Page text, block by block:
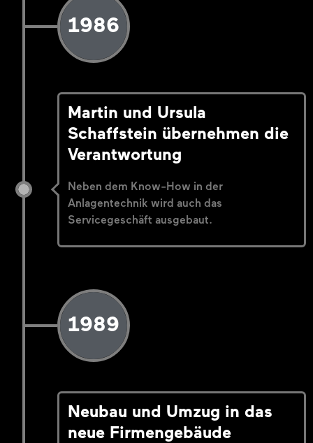
1986
Martin und Ursula
Schaffstein übernehmen die
Verantwortung
Neben dem Know-How in der
Anlagentechnik wird auch das
Servicegeschäft ausgebaut.
1989
Neubau und Umzug in das
neue Firmengebäude